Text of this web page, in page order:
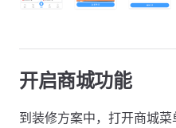
开启商城功能
到装修方案中，打开商城